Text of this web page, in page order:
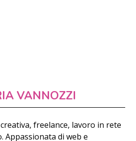
VANNOZZI
freelance, lavoro in rete
Appassionata di web e